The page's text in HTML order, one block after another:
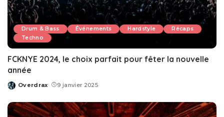
Drum & Bass Événements Hardstyle
Récaps
Techno
FCKNYE 2024, le choix parfait pour fêter la nouvelle
année
Posted
Overdrax 9 janvier 2025